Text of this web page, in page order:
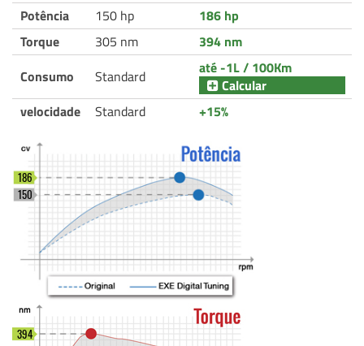
Potência
150 hp
186 hp
Torque
305 nm
394 nm
Consumo
Standard
até -1L / 100Km
Calcular
velocidade
Standard +15%
150
186
394